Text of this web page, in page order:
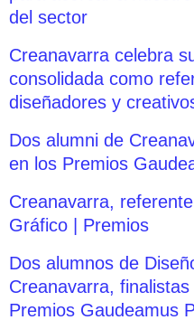
del sector
Creanavarra celebra
consolidada como
diseñadores y
Dos alumni de
en los Premios
Creanavarra,
Gráfico | Premios
Dos alumnos de
Creanavarra,
Premios Gaudeamus